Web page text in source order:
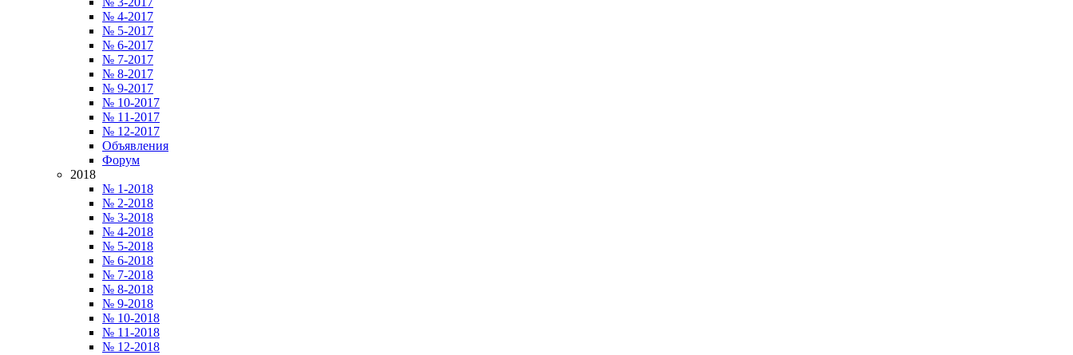
№ 4-2017
№ 5-2017
№ 6-2017
№ 7-2017
№ 8-2017
№ 9-2017
№ 10-2017
№ 11-2017
№ 12-2017
Объявления
Форум
2018
№ 1-2018
№ 2-2018
№ 3-2018
№ 4-2018
№ 5-2018
№ 6-2018
№ 7-2018
№ 8-2018
№ 9-2018
№ 10-2018
№ 11-2018
№ 12-2018